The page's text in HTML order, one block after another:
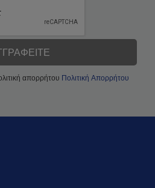
απορρήτου Πολιτική Απορρήτου